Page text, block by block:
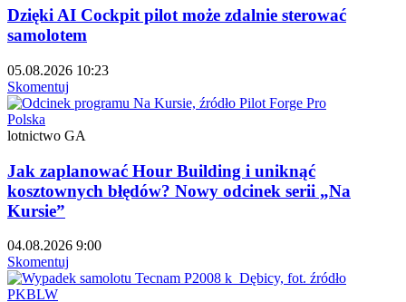
Dzięki AI Cockpit pilot może zdalnie sterować
samolotem
05.08.2026 10:23
Skomentuj
Polska
lotnictwo GA
Jak zaplanować Hour Building i uniknąć
kosztownych błędów? Nowy odcinek serii „Na
Kursie”
04.08.2026 9:00
Skomentuj